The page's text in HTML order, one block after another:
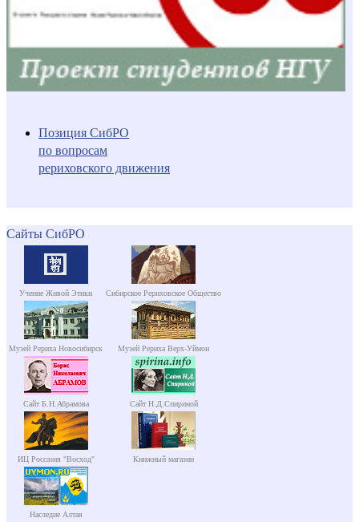
Позиция СибРО
по вопросам
рериховского движения
Сайты СибРО
Учение Живой Этики Сибирское Рериховское Общество
Музей Рериха Новосибирск Музей Рериха Верх-Уймон
Сайт Б.Н.Абрамова Сайт Н.Д.Спириной
ИЦ Россазия "Восход" Книжный магазин
Наследие Алтая